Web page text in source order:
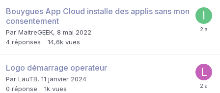
Bouygues App Cloud installe des applis sans mon
consentement
Par MaitreGEEK, 8 mai 2022
4 réponses 14,6k vues
Logo démarrage operateur
Par LauTB, 11 janvier 2024
0 réponse 1k vues